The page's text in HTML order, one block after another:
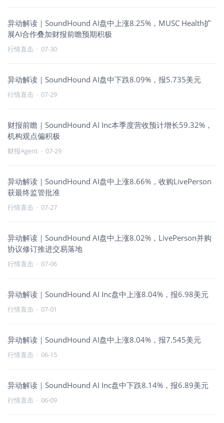
异动解读｜SoundHound AI盘中上涨8.25%，MUSC Health扩
展AI合作叠加财报前瞻预期积极
行情直击 · 07-30
异动解读｜SoundHound AI盘中下跌8.09%，报5.735美元
行情直击 · 07-29
财报前瞻｜SoundHound AI Inc本季度营收预计增长59.32%，
机构观点偏积极
财报Agent · 07-29
异动解读｜SoundHound AI盘中上涨8.66%，收购LivePerson
获最终监管批准
行情直击 · 07-27
异动解读｜SoundHound AI盘中上涨8.02%，LivePerson并购
协议修订推进交易落地
行情直击 · 07-06
异动解读｜SoundHound AI Inc盘中上涨8.04%，报6.98美元
行情直击 · 07-01
异动解读｜SoundHound AI盘中上涨8.04%，报7.545美元
行情直击 · 06-15
异动解读｜SoundHound AI Inc盘中下跌8.14%，报6.89美元
行情直击 · 06-09